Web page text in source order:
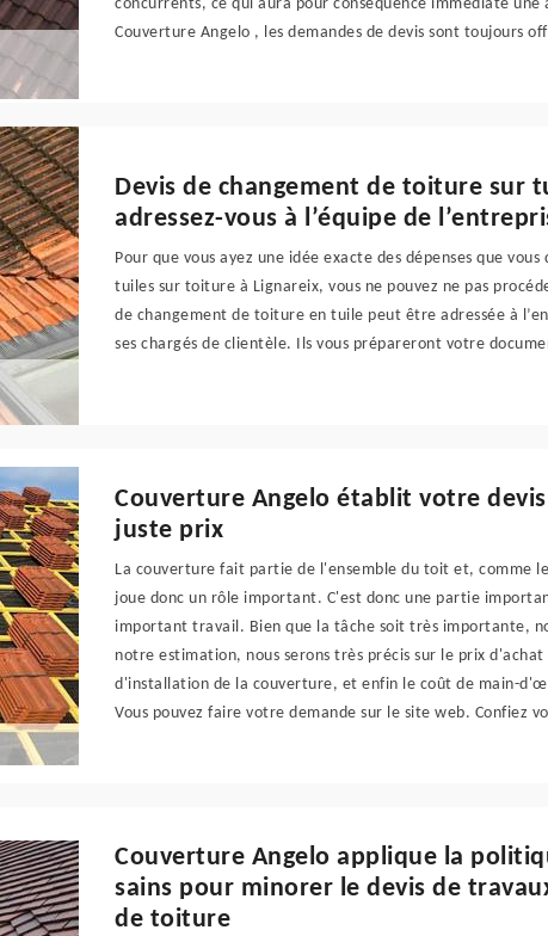
concurrents, ce qui aura pour conséquence immédiate
Couverture Angelo , les demandes de devis sont toujours
Devis de changement de toiture sur
adressez-vous à l’équipe de
Pour que vous ayez une idée exacte des dépenses que
tuiles sur toiture à Lignareix, vous ne pouvez ne pas
de changement de toiture en tuile peut être adressée à
ses chargés de clientèle. Ils vous prépareront votre
Couverture Angelo établit votre
juste prix
La couverture fait partie de l'ensemble du toit et, comme
joue donc un rôle important. C'est donc une partie
important travail. Bien que la tâche soit très importante,
notre estimation, nous serons très précis sur le prix
d'installation de la couverture, et enfin le coût de main-
Vous pouvez faire votre demande sur le site web. Confiez
Couverture Angelo applique la
sains pour minorer le devis de
de toiture